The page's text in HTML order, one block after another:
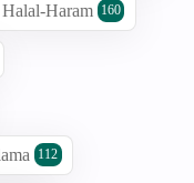
Halal-Haram 160
112